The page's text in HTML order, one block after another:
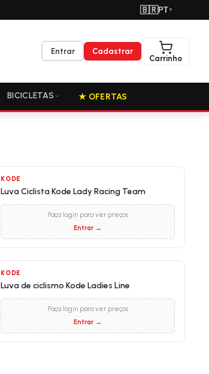
🇧🇷PT ▼
Entrar
Cadastrar
Carrinho
BICICLETAS ★ OFERTAS
KODE
Luva Ciclista Kode Lady Racing Team
Faça login para ver preços
Entrar →
KODE
Luva de ciclismo Kode Ladies Line
Faça login para ver preços
Entrar →